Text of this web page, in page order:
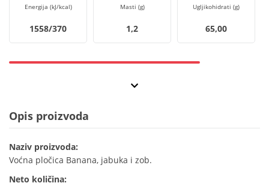
Energija (kJ/kcal)
1558/370
Masti (g)
1,2
Ugljikohidrati (g)
65,00
Opis proizvoda
Naziv proizvoda:
Voćna pločica Banana, jabuka i zob.
Neto količina: